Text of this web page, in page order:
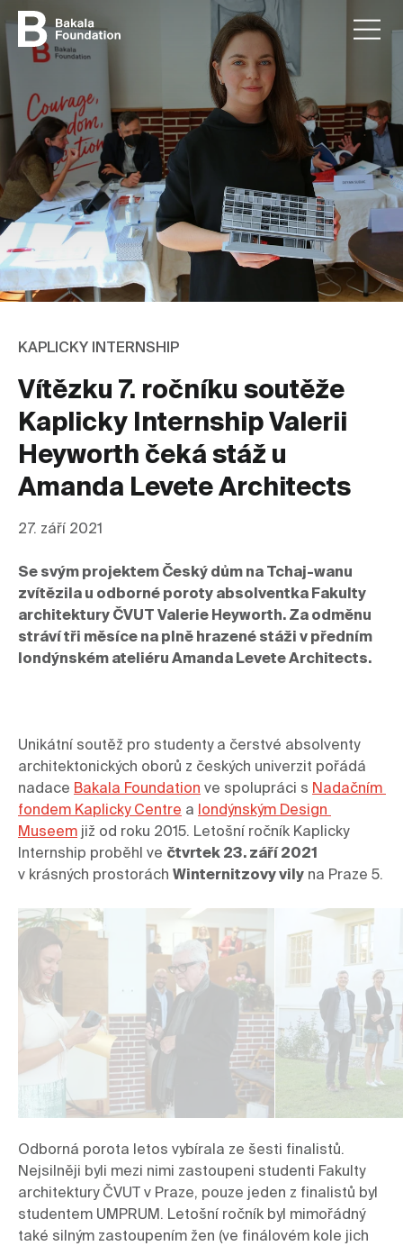
KAPLICKY INTERNSHIP
Vítězku 7. ročníku soutěže
Kaplicky Internship Valerii
Heyworth čeká stáž u
Amanda Levete Architects
27. září 2021
Se svým projektem Český dům na Tchaj-wanu
zvítězila u odborné poroty absolventka Fakulty
architektury ČVUT Valerie Heyworth. Za odměnu
stráví tři měsíce na plně hrazené stáži v předním
londýnském ateliéru Amanda Levete Architects.
Unikátní soutěž pro studenty a čerstvé absolventy
architektonických oborů z českých univerzit pořádá
nadace Bakala Foundation ve spolupráci s Nadačním
fondem Kaplicky Centre a londýnským Design
Museem již od roku 2015. Letošní ročník Kaplicky
Internship proběhl ve čtvrtek 23. září 2021
v krásných prostorách Winternitzovy vily na Praze 5.
Odborná porota letos vybírala ze šesti finalistů.
Nejsilněji byli mezi nimi zastoupeni studenti Fakulty
architektury ČVUT v Praze, pouze jeden z finalistů byl
studentem UMPRUM. Letošní ročník byl mimořádný
také silným zastoupením žen (ve finálovém kole jich